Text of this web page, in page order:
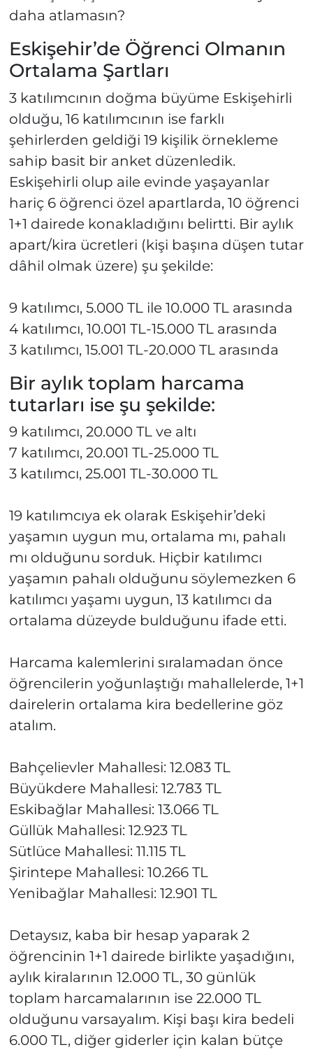
daha atlamasın?
Eskişehir’de Öğrenci Olmanın
Ortalama Şartları
3 katılımcının doğma büyüme Eskişehirli
olduğu, 16 katılımcının ise farklı
şehirlerden geldiği 19 kişilik örnekleme
sahip basit bir anket düzenledik.
Eskişehirli olup aile evinde yaşayanlar
hariç 6 öğrenci özel apartlarda, 10 öğrenci
1+1 dairede konakladığını belirtti. Bir aylık
apart/kira ücretleri (kişi başına düşen tutar
dâhil olmak üzere) şu şekilde:
9 katılımcı, 5.000 TL ile 10.000 TL arasında
4 katılımcı, 10.001 TL-15.000 TL arasında
3 katılımcı, 15.001 TL-20.000 TL arasında
Bir aylık toplam harcama
tutarları ise şu şekilde:
9 katılımcı, 20.000 TL ve altı
7 katılımcı, 20.001 TL-25.000 TL
3 katılımcı, 25.001 TL-30.000 TL
19 katılımcıya ek olarak Eskişehir’deki
yaşamın uygun mu, ortalama mı, pahalı
mı olduğunu sorduk. Hiçbir katılımcı
yaşamın pahalı olduğunu söylemezken 6
katılımcı yaşamı uygun, 13 katılımcı da
ortalama düzeyde bulduğunu ifade etti.
Harcama kalemlerini sıralamadan önce
öğrencilerin yoğunlaştığı mahallelerde, 1+1
dairelerin ortalama kira bedellerine göz
atalım.
Bahçelievler Mahallesi: 12.083 TL
Büyükdere Mahallesi: 12.783 TL
Eskibağlar Mahallesi: 13.066 TL
Güllük Mahallesi: 12.923 TL
Sütlüce Mahallesi: 11.115 TL
Şirintepe Mahallesi: 10.266 TL
Yenibağlar Mahallesi: 12.901 TL
Detaysız, kaba bir hesap yaparak 2
öğrencinin 1+1 dairede birlikte yaşadığını,
aylık kiralarının 12.000 TL, 30 günlük
toplam harcamalarının ise 22.000 TL
olduğunu varsayalım. Kişi başı kira bedeli
6.000 TL, diğer giderler için kalan bütçe